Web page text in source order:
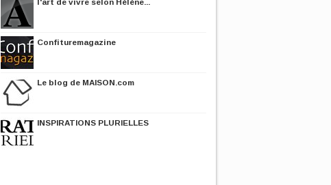
Confituremagazine
Le blog de MAISON.com
INSPIRATIONS PLURIELLES